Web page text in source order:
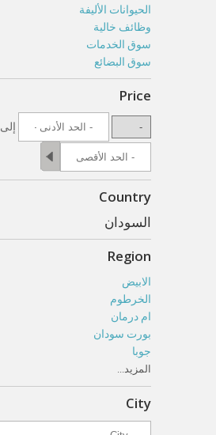
الحيوانات الأليفة
وظائف خالية
سوق الخدمات
سوق البضائع
Price
إلى
Country
السودان
Region
الابيض
الخرطوم
ام درمان
بورت سودان
جوبا
المزيد...
City